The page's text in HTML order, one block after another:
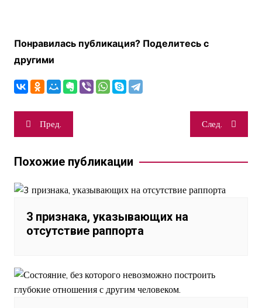
Понравилась публикация? Поделитесь с
другими
Навигация
по
записям
Пред. След.
Похожие публикации
3 признака, указывающих на
отсутствие раппорта